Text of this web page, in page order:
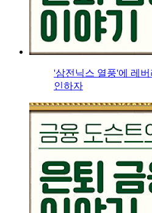
'삼전닉스 열풍'에 레
인하자